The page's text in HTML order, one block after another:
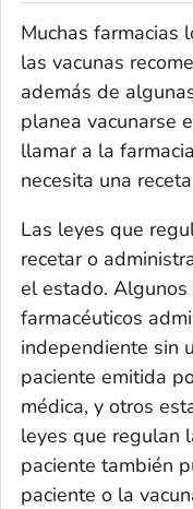
Muchas farmacias
las vacunas
además de
planea vacunarse
llamar a la
necesita una
Las leyes que
recetar o
el estado.
farmacéuticos
independiente sin
paciente emitida
médica, y otros
leyes que regulan
paciente también
paciente o la